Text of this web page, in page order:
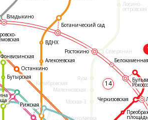
Лосино-
островская
Северянин
Яуза
Маленковская
Москва-3
Николаевка
Калибровская 14
Останкино
ВДНХ
Алексеевская
Рижская
Фонвизинская
Бутырская
Владыкино
Ботанический сад
Ростокино
Черкизовская
площадь